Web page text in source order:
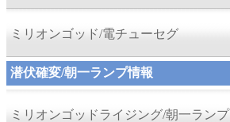
ミリオンゴッド/電チューセグ
潜伏確変/朝一ランプ情報
ミリオンゴッドライジング/朝一ランプ